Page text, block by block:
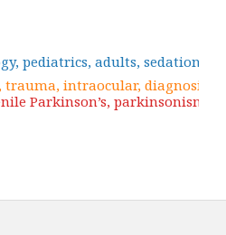
pediatrics, adults, sedation.
intraocular, diagnosis
Parkinson’s, parkinsonism.